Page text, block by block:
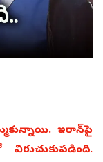
ఇరాన్‌పై